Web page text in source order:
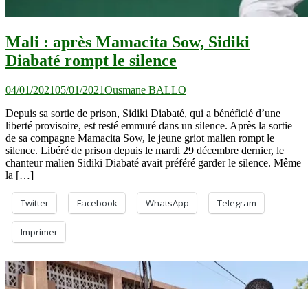
Mali : après Mamacita Sow, Sidiki
Diabaté rompt le silence
04/01/202105/01/2021Ousmane BALLO
Depuis sa sortie de prison, Sidiki Diabaté, qui a bénéficié d’une
liberté provisoire, est resté emmuré dans un silence. Après la sortie
de sa compagne Mamacita Sow, le jeune griot malien rompt le
silence. Libéré de prison depuis le mardi 29 décembre dernier, le
chanteur malien Sidiki Diabaté avait préféré garder le silence. Même
la […]
Twitter Facebook WhatsApp Telegram
Imprimer